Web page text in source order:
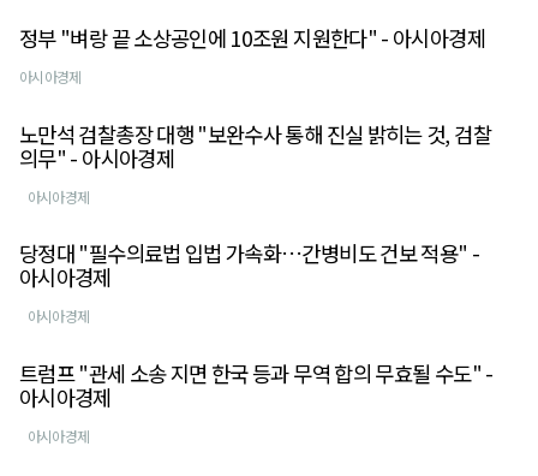
정부 "벼랑 끝 소상공인에 10조원 지원한다" - 아시아경제
아시아경제
노만석 검찰총장 대행 "보완수사 통해 진실 밝히는 것, 검찰
의무" - 아시아경제
아시아경제
당정대 "필수의료법 입법 가속화…간병비도 건보 적용" -
아시아경제
아시아경제
트럼프 "관세 소송 지면 한국 등과 무역 합의 무효될 수도" -
아시아경제
아시아경제